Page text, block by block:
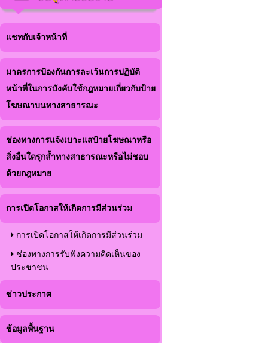
แชทกับเจ้าหน้าที่
มาตรการป้องกันการละเว้นการปฏิบัติ
หน้าที่ในการบังคับใช้กฎหมายเกี่ยวกับป้าย
โฆษณาบนทางสาธารณะ
ช่องทางการแจ้งเบาะแสป้ายโฆษณาหรือ
สิ่งอื่นใดรุกล้ำทางสาธารณะหรือไม่ชอบ
ด้วยกฎหมาย
การเปิดโอกาสให้เกิดการมีส่วนร่วม
การเปิดโอกาสให้เกิดการมีส่วนร่วม
ช่องทางการรับฟังความคิดเห็นของ
ประชาชน
ข่าวประกาศ
ข้อมูลพื้นฐาน